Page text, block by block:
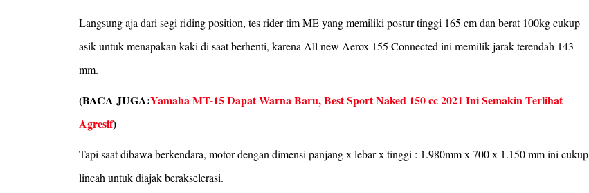
Langsung aja dari segi riding position, tes rider tim ME yang memiliki postur tinggi 165 cm dan berat 100kg cukup
asik untuk menapakan kaki di saat berhenti, karena All new Aerox 155 Connected ini memilik jarak terendah 143
mm.
(BACA JUGA:Yamaha MT-15 Dapat Warna Baru, Best Sport Naked 150 cc 2021 Ini Semakin Terlihat
Agresif)
Tapi saat dibawa berkendara, motor dengan dimensi panjang x lebar x tinggi : 1.980mm x 700 x 1.150 mm ini cukup
lincah untuk diajak berakselerasi.